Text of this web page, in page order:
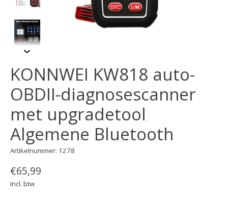
KONNWEI KW818 auto-
OBDII-diagnosescanner
met upgradetool
Algemene Bluetooth
Artikelnummer: 1278
€65,99
Incl. btw